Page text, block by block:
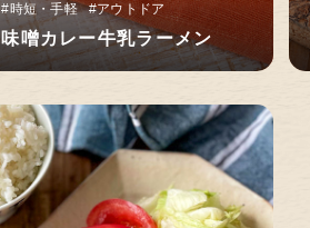
#時短・手軽 #アウトドア
味噌カレー牛乳ラーメン